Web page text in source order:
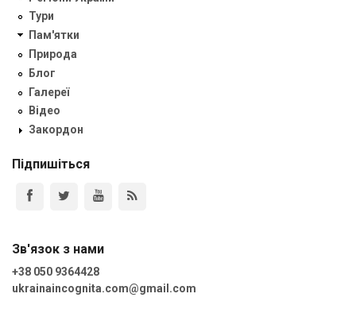
Тури
Пам'ятки
Природа
Блог
Галереї
Відео
Закордон
Підпишіться
Зв'язок з нами
+38 050 9364428
ukrainaincognita.com@gmail.com